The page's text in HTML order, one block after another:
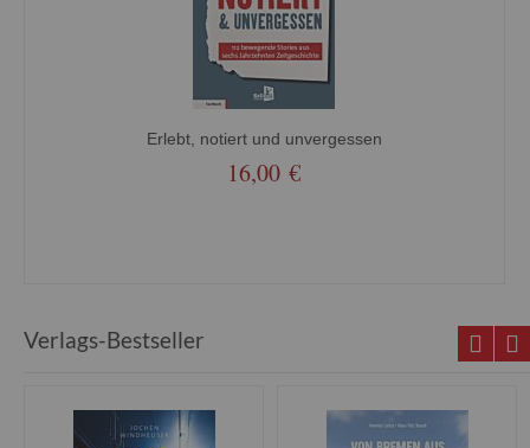
Erlebt, notiert und unvergessen
16,00 €
Verlags-Bestseller